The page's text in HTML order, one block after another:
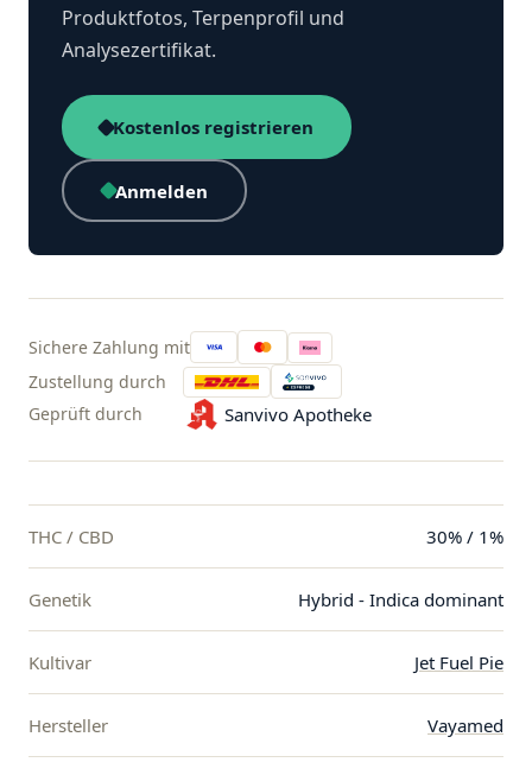
Produktfotos, Terpenprofil und
Analysezertifikat.
Kostenlos registrieren
Anmelden
Sichere Zahlung mit
Zustellung durch
Geprüft durch
Sanvivo Apotheke
THC / CBD 30% / 1%
Genetik Hybrid - Indica dominant
Kultivar Jet Fuel Pie
Hersteller Vayamed